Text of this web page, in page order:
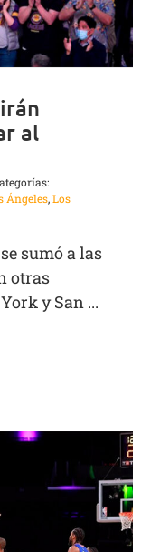
al
Ángeles,Los
sumó a las
otras
y San ...